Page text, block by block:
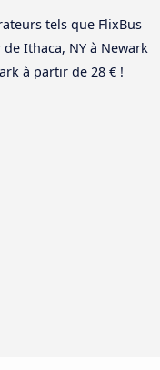
tels que FlixBus
Ithaca, NY à Newark
à partir de 28 € !